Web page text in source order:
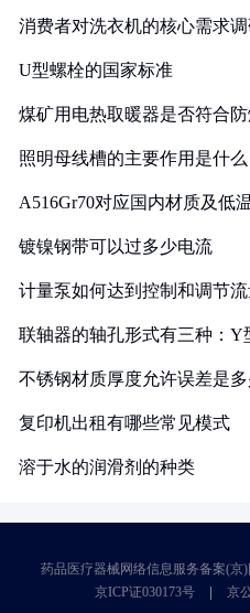
消费者对洗衣机的核心需求
U型螺栓的国家标准
煤矿用电热取暖器是否符合
照明母线槽的主要作用是什么
A516Gr70对应国内材质及低
镀镍钢带可以过多少电流
计量泵如何达到控制和调节
联轴器的轴孔形式有三种：Y
不锈钢材质厚度允许误差是
复印机出租有哪些常见模式
溶于水的润滑剂的种类
药品医疗器械网络信息服务备案(京
京ICP证030173号
京